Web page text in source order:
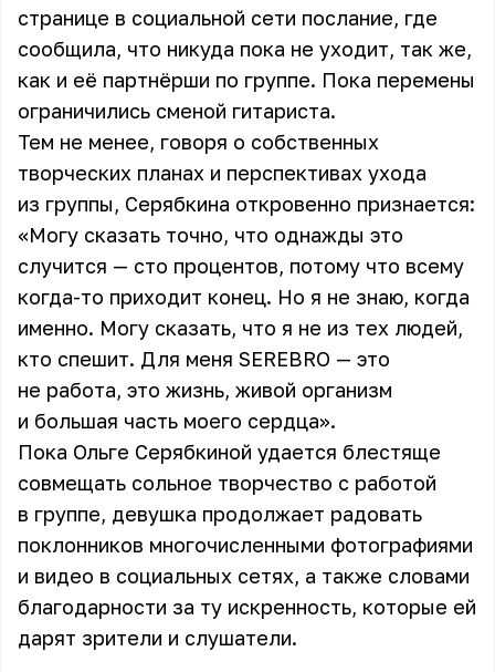
странице в социальной сети послание, где
сообщила, что никуда пока не уходит, так же,
как и её партнёрши по группе. Пока перемены
ограничились сменой гитариста.
Тем не менее, говоря о собственных
творческих планах и перспективах ухода
из группы, Серябкина откровенно признается:
«Могу сказать точно, что однажды это
случится — сто процентов, потому что всему
когда-то приходит конец. Но я не знаю, когда
именно. Могу сказать, что я не из тех людей,
кто спешит. Для меня SEREBRO — это
не работа, это жизнь, живой организм
и большая часть моего сердца».
Пока Ольге Серябкиной удается блестяще
совмещать сольное творчество с работой
в группе, девушка продолжает радовать
поклонников многочисленными фотографиями
и видео в социальных сетях, а также словами
благодарности за ту искренность, которые ей
дарят зрители и слушатели.